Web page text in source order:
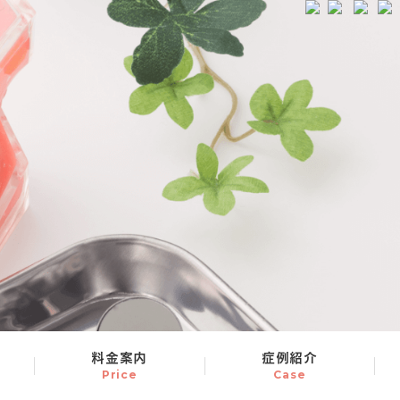
料金案内
Price
症例紹介
Case